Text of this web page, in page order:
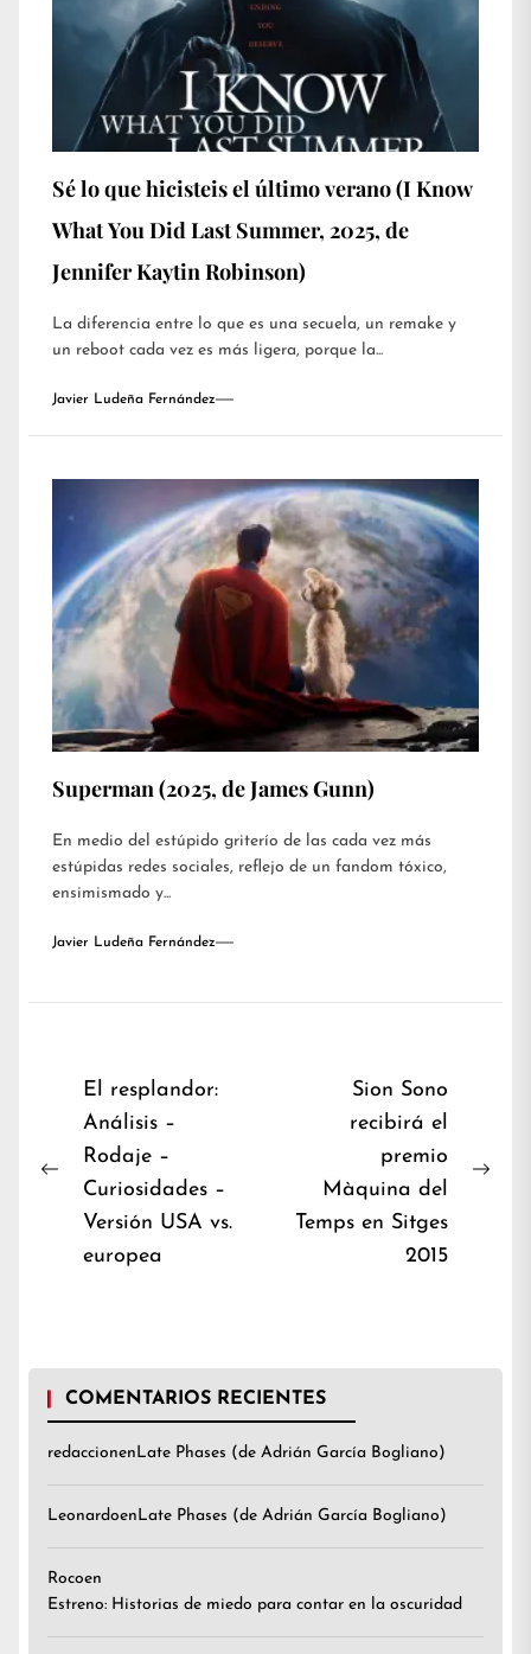
Sé lo que hicisteis el último verano (I Know
What You Did Last Summer, 2025, de
Jennifer Kaytin Robinson)
La diferencia entre lo que es una secuela, un remake y
un reboot cada vez es más ligera, porque la...
Javier Ludeña Fernández
Superman (2025, de James Gunn)
En medio del estúpido griterío de las cada vez más
estúpidas redes sociales, reflejo de un fandom tóxico,
ensimismado y...
Javier Ludeña Fernández
Navegación
entradas
Previous
El resplandor:
Análisis –
Rodaje –
Curiosidades –
Versión USA vs.
europea
Sion Sono
recibirá el
premio
Màquina del
Temps en Sitges
2015
COMENTARIOS RECIENTES
redaccionen Late Phases (de Adrián García Bogliano)
Leonardoen Late Phases (de Adrián García Bogliano)
Rocoen
Estreno: Historias de miedo para contar en la oscuridad